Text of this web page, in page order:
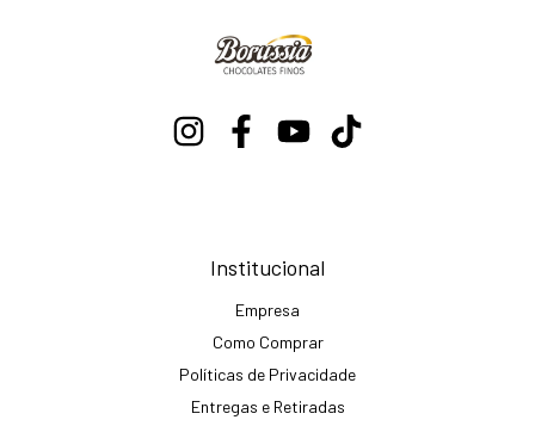
Institucional
Empresa
Como Comprar
Políticas de Privacidade
Entregas e Retiradas